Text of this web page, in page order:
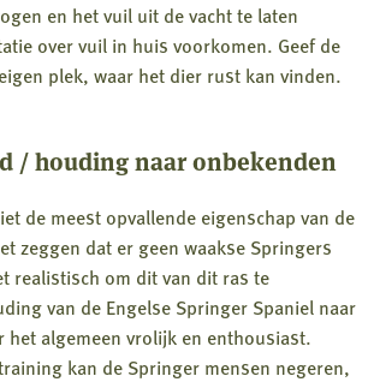
en het vuil uit de vacht te laten
over vuil in huis voorkomen. Geef de
plek, waar het dier rust kan vinden.
/ houding naar onbekenden
de meest opvallende eigenschap van de
zeggen dat er geen waakse Springers
realistisch om dit van dit ras te
van de Engelse Springer Spaniel naar
het algemeen vrolijk en enthousiast.
kan de Springer mensen negeren,